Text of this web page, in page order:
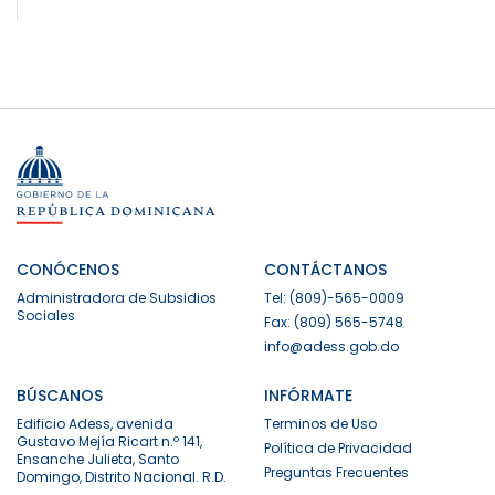
CONÓCENOS
Administradora de Subsidios
Sociales
CONTÁCTANOS
Tel: (809)-565-0009
Fax: (809) 565-5748
info@adess.gob.do
BÚSCANOS
Edificio Adess, avenida
Gustavo Mejía Ricart n.º 141,
Ensanche Julieta, Santo
Domingo, Distrito Nacional. R.D.
INFÓRMATE
Terminos de Uso
Política de Privacidad
Preguntas Frecuentes